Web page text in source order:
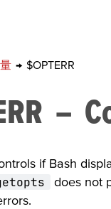
→ $OPTERR
–
if Bash
does not